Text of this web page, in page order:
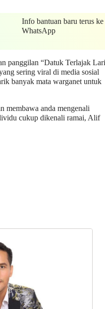
Info bantuan baru terus ke
WhatsApp
panggilan “Datuk Terlajak
sering viral di media sosial
banyak mata warganet untuk
membawa anda mengenali
cukup dikenali ramai, Alif